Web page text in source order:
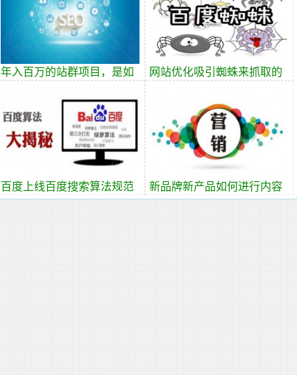
年入百万的站群项目，是如
网站优化吸引蜘蛛来抓取的
百度上线百度搜索算法规范
详解
新品牌新产品如何进行内容
营销？